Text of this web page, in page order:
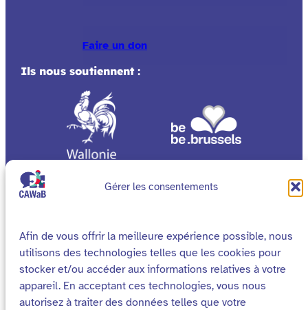
Gérer les consentements
Afin de vous offrir la meilleure expérience possible, nous
utilisons des technologies telles que les cookies pour
stocker et/ou accéder aux informations relatives à votre
appareil. En acceptant ces technologies, vous nous
autorisez à traiter des données telles que votre
Faire un don
Ils nous soutiennent :